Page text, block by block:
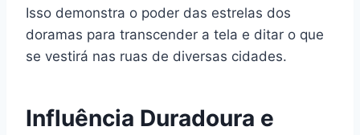
Isso demonstra o poder das estrelas dos
doramas para transcender a tela e ditar o que
se vestirá nas ruas de diversas cidades.
Influência Duradoura e